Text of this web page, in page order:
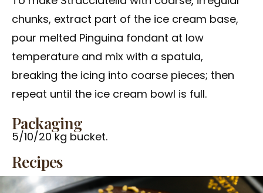
chunks, extract part of the ice cream base,
pour melted Pinguina fondant at low
temperature and mix with a spatula,
breaking the icing into coarse pieces; then
repeat until the ice cream bowl is full.
Packaging
5/10/20 kg bucket.
Recipes